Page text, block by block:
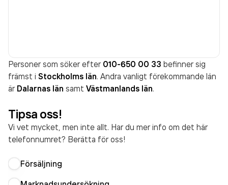
Personer som söker efter 010-650 00 33 befinner sig
främst i Stockholms län. Andra vanligt förekommande län
är Dalarnas län samt Västmanlands län.
Tipsa oss!
Vi vet mycket, men inte allt. Har du mer info om det här
telefonnumret? Berätta för oss!
Försäljning